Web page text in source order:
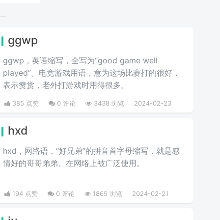
ggwp
ggwp，英‌‌‌‌‌‌‌‌‌‌‌语缩写，全写为“good game well
played”。电竞游戏用语，意为这场比赛打的很好，
表示赞赏，老外打游戏时用得很多。
385 点赞 0 评论 3438 浏览 2024-02-23
hxd
hxd，网络语，“好兄弟”的拼音首字母缩写，就是感
情好的哥哥弟弟。在网络上被广泛使用。
194 点赞 0 评论 1865 浏览 2024-02-21